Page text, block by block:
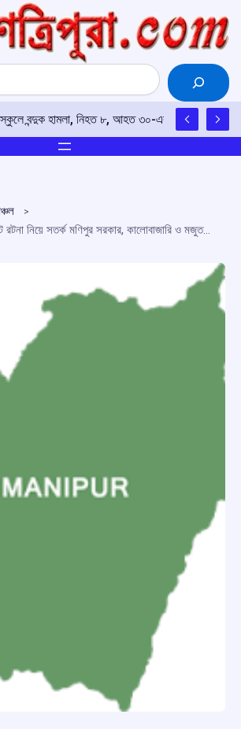
না, আমি আপনাদের সঙ্গেই আছি’, বিদ্রোহী সাংসদদের
জ্বালানির কৃত্রিম সংকট রটনা নিয়ে সতর্ক মণিপুর সরকার, কালোবাজারি ও মজুতদারির বিরুদ্ধে কড়া হুঁশিয়ারি